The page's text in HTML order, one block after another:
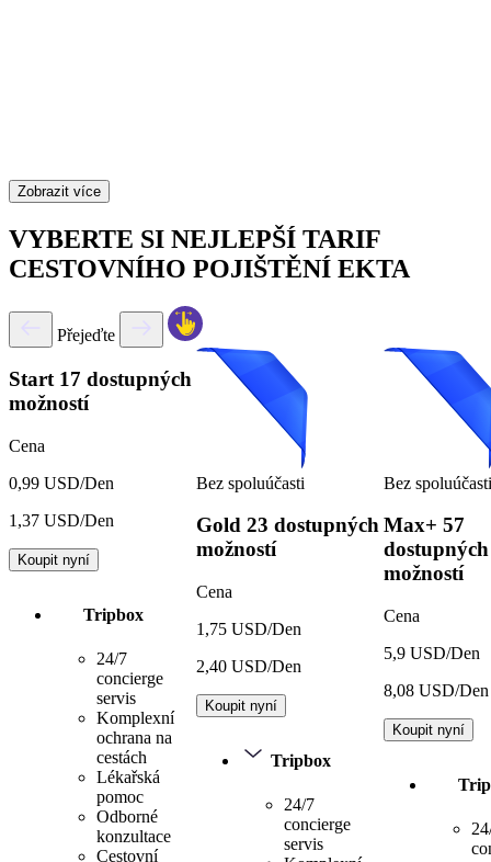
Zobrazit více
VYBERTE SI NEJLEPŠÍ TARIF
CESTOVNÍHO POJIŠTĚNÍ EKTA
Přejeďte
Start 17 dostupných
možností
Cena
0,99 USD/Den
1,37 USD/Den
Koupit nyní
Tripbox
24/7
concierge
servis
Komplexní
ochrana na
cestách
Lékařská
pomoc
Odborné
konzultace
Cestovní
Bez spoluúčasti
Gold 23 dostupných
možností
Cena
1,75 USD/Den
2,40 USD/Den
Koupit nyní
Tripbox
24/7
concierge
servis
Bez spoluúčasti
Max+ 57
dostupných
možností
Cena
5,9 USD/Den
8,08 USD/Den
Koupit nyní